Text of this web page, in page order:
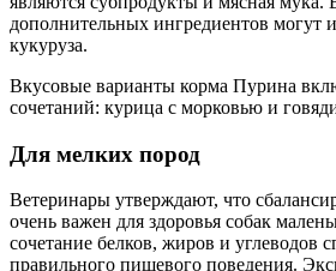
дополнительных ингредиентов могут
кукуруза.
Вкусовые варианты корма Пурина
сочетаний: курица с морковью и
Для мелких пород
Ветеринары утверждают, что
очень важен для здоровья собак
сочетание белков, жиров и углеводов
правильного пищевого поведения.